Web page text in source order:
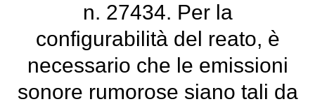
n. 27434. Per la
configurabilità del reato, è
necessario che le emissioni
sonore rumorose siano tali da